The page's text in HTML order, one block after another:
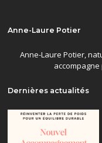
Anne-Laure Potier
Anne-Laure Potier,
Dernières actualités